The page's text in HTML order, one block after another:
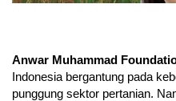
Anwar Muhammad
Indonesia bergantung pada
punggung sektor pertanian.